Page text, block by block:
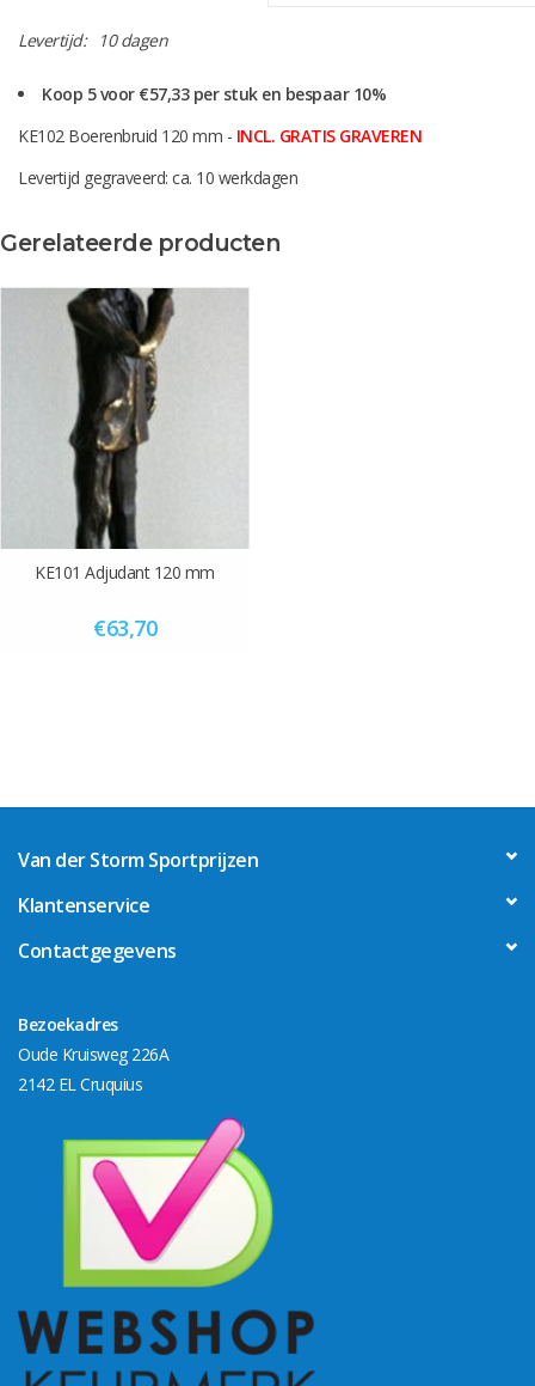
Levertijd: 10 dagen
Koop 5 voor €57,33 per stuk en bespaar 10%
KE102 Boerenbruid 120 mm - INCL. GRATIS GRAVEREN
Levertijd gegraveerd: ca. 10 werkdagen
Gerelateerde producten
KE101 Adjudant 120 mm
€63,70
Van der Storm Sportprijzen
Klantenservice
Contactgegevens
Bezoekadres
Oude Kruisweg 226A
2142 EL Cruquius